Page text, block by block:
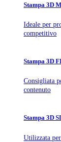
Stampa 3D
Ideale per
competitivo
Stampa 3D
Consigliata
contenuto
Stampa 3D
Utilizzata